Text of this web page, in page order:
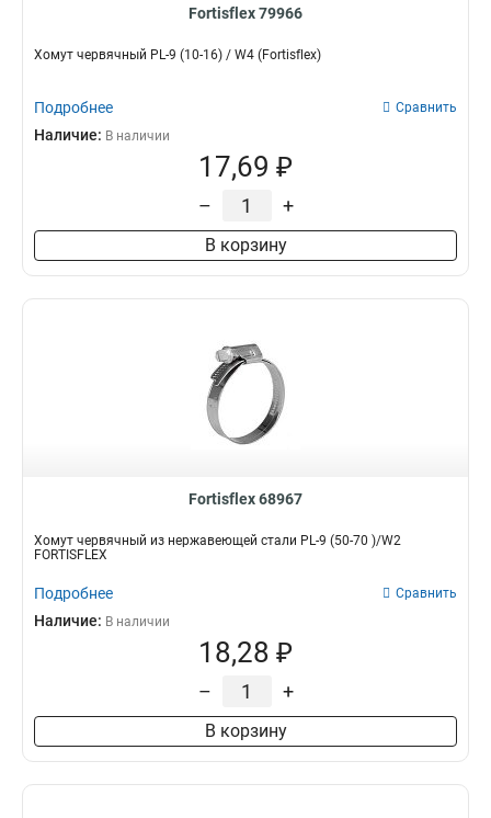
Fortisflex 79966
Хомут червячный PL-9 (10-16) / W4 (Fortisflex)
Подробнее Сравнить
Наличие: В наличии
17,69 ₽
– +
В корзину
Fortisflex 68967
Хомут червячный из нержавеющей стали PL-9 (50-70 )/W2
FORTISFLEX
Подробнее Сравнить
Наличие: В наличии
18,28 ₽
– +
В корзину